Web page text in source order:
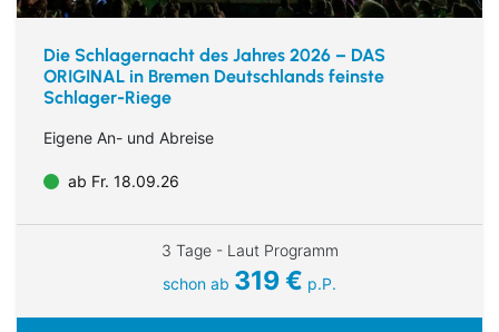
Die Schlagernacht des Jahres 2026 – DAS
ORIGINAL in Bremen Deutschlands feinste
Schlager-Riege
Eigene An- und Abreise
ab Fr. 18.09.26
3 Tage - Laut Programm
schon ab 319 € p.P.